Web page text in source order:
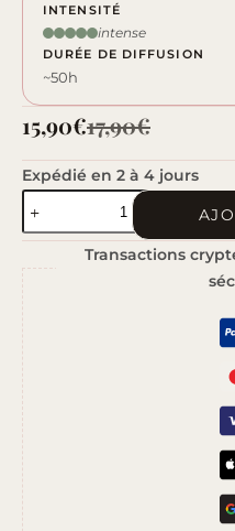
INTENSITÉ
intense
DURÉE DE DIFFUSION
~50h
17,90€
Le
prix
initial
était :
15,90€
Le
prix
actuel
est :
Expédié en 2 à 4 jours
de
Tropical
Transactions